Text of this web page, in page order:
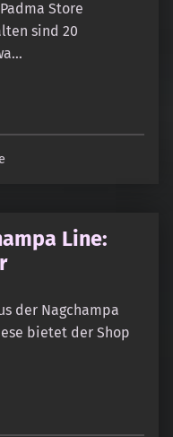
Store
sind 20
Line:
der Nagchampa
bietet der Shop